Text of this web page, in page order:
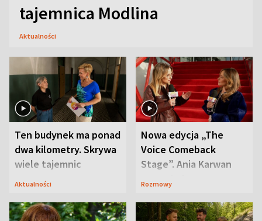
tajemnica Modlina
Aktualności
Ten budynek ma ponad
dwa kilometry. Skrywa
wiele tajemnic
Aktualności
Nowa edycja „The
Voice Comeback
Stage”. Ania Karwan
zapowiada
Rozmowy